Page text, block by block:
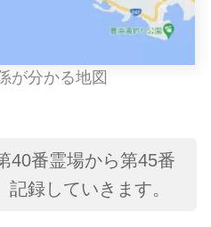
が分かる地図
40番霊場から第45番
記録していきます。